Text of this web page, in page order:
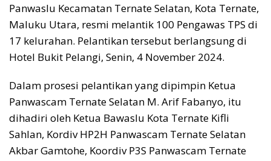
Panwaslu Kecamatan Ternate Selatan, Kota Ternate,
Maluku Utara, resmi melantik 100 Pengawas TPS di
17 kelurahan. Pelantikan tersebut berlangsung di
Hotel Bukit Pelangi, Senin, 4 November 2024.
Dalam prosesi pelantikan yang dipimpin Ketua
Panwascam Ternate Selatan M. Arif Fabanyo, itu
dihadiri oleh Ketua Bawaslu Kota Ternate Kifli
Sahlan, Kordiv HP2H Panwascam Ternate Selatan
Akbar Gamtohe, Koordiv P3S Panwascam Ternate